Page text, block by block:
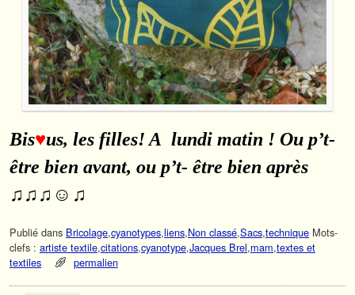
Bis♥us, les filles! A lundi matin ! Ou p’t-
être bien avant, ou p’t- être bien après
♫♫♫☺♫
Publié dans Bricolage,cyanotypes,liens,Non classé,Sacs,technique Mots-
clefs : artiste textile,citations,cyanotype,Jacques Brel,mam,textes et
textiles
permalien